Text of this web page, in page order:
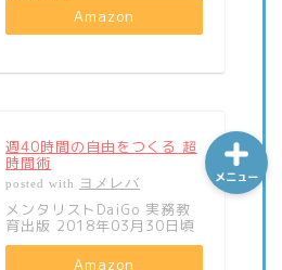
Amazon
週40時間の自由をつくる 超
時間術
posted with ヨメレバ
メンタリストDaiGo 実務教
育出版 2018年03月30日頃
Amazon
メニュー